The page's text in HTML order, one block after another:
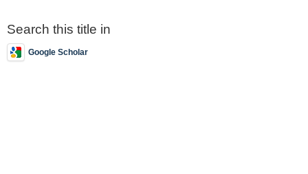
Search this title in
Google Scholar